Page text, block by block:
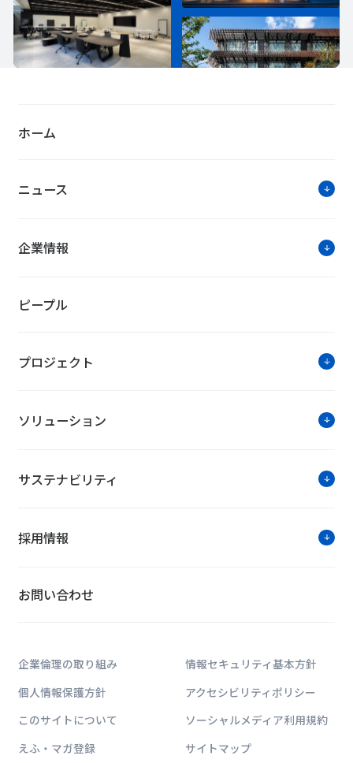
ホーム
ニュース
企業情報
ピープル
プロジェクト
ソリューション
サステナビリティ
採用情報
お問い合わせ
企業倫理の取り組み
情報セキュリティ基本方針
個人情報保護方針
アクセシビリティポリシー
このサイトについて
ソーシャルメディア利用規約
えふ・マガ登録
サイトマップ